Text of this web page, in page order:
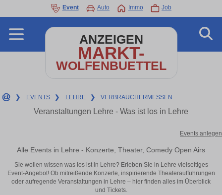
Event Auto Immo Job
ANZEIGEN
MARKT-
WOLFENBUETTEL
❯ EVENTS ❯ LEHRE ❯ VERBRAUCHERMESSEN
Veranstaltungen Lehre - Was ist los in Lehre
Events anlegen
Alle Events in Lehre - Konzerte, Theater, Comedy Open Airs
Sie wollen wissen was los ist in Lehre? Erleben Sie in Lehre vielseitiges
Event-Angebot! Ob mitreißende Konzerte, inspirierende Theateraufführungen
oder aufregende Veranstaltungen in Lehre – hier finden alles im Überblick
und Tickets.